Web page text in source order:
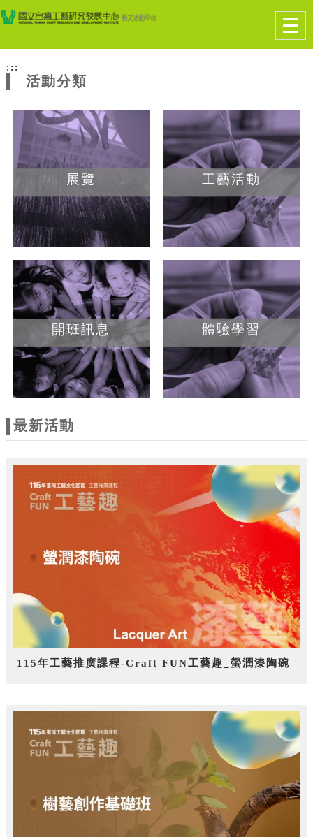
網
站
主
題
跳到主要內容
網站導覽
:::
活動分類
展覽 工藝活動
開班訊息 體驗學習
最新活動
115年工藝推廣課程-Craft FUN工藝趣_螢潤漆陶碗